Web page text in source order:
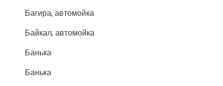
Багира, автомойка
Байкал, автомойка
Банька
Банька